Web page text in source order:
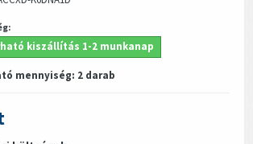
kiszállítás 1-2 munkanap
mennyiség: 2 darab